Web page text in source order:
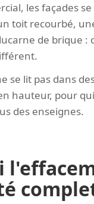
les façades
toit recourbé,
de brique :
se lit pas dans
hauteur, pour
des enseignes.